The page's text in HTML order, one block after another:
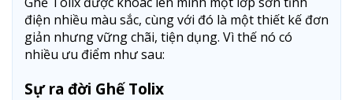
điện nhiều màu sắc, cùng với đó là một thiết kế đơn
giản nhưng vững chãi, tiện dụng. Vì thế nó có
nhiều ưu điểm như sau:
Sự ra đời Ghế Tolix